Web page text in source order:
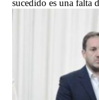
sucedido es una falta